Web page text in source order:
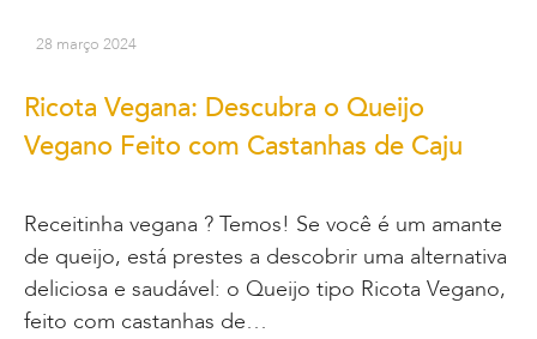
28 março 2024
Ricota Vegana: Descubra o Queijo
Vegano Feito com Castanhas de Caju
Receitinha vegana ? Temos! Se você é um amante
de queijo, está prestes a descobrir uma alternativa
deliciosa e saudável: o Queijo tipo Ricota Vegano,
feito com castanhas de…